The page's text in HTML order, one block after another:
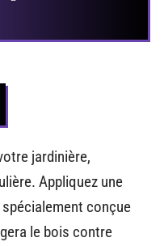
jardinière,
Appliquez une
spécialement conçue
le bois contre